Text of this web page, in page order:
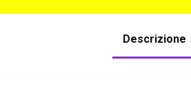
Descrizione